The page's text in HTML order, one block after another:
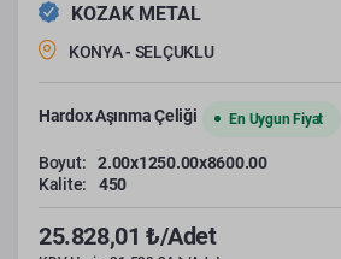
KOZAK METAL
KONYA - SELÇUKLU
Hardox Aşınma Çeliği En Uygun Fiyat
Boyut:
2.00x1250.00x8600.00
Kalite:
450
25.828,01 ₺/Adet